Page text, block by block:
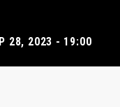
28, 2023 - 19:00